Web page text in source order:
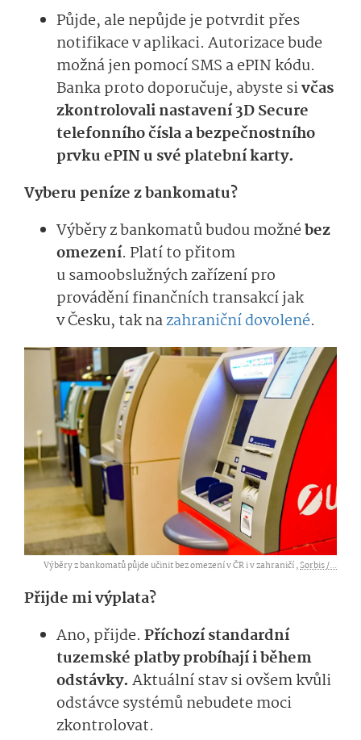
Půjde, ale nepůjde je potvrdit přes
notifikace v aplikaci. Autorizace bude
možná jen pomocí SMS a ePIN kódu.
Banka proto doporučuje, abyste sivčas
zkontrolovali nastavení 3D Secure
telefonního čísla a bezpečnostního
prvku ePIN u své platební karty.
Vyberu peníze z bankomatu?
Výběry z bankomatů budou možnébez
omezení. Platí to přitom
u samoobslužných zařízení pro
provádění finančních transakcí jak
v Česku, tak nazahraniční dovolené.
Výběry z bankomatů půjde učinit bez omezení v ČR i v zahraničí ,Sorbis /...
Přijde mi výplata?
Ano, přijde. Příchozí standardní
tuzemské platby probíhají i během
odstávky. Aktuální stav si ovšem kvůli
odstávce systémů nebudete moci
zkontrolovat.